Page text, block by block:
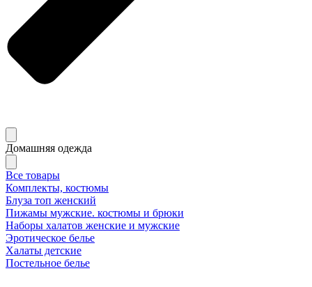
Домашняя одежда
Все товары
Комплекты, костюмы
Блуза топ женский
Пижамы мужские. костюмы и брюки
Наборы халатов женские и мужские
Эротическое белье
Халаты детские
Постельное белье